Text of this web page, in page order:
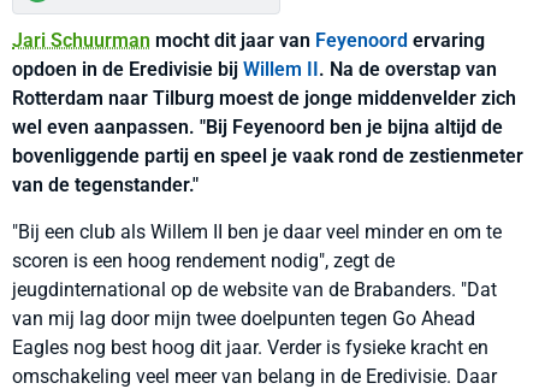
Jari Schuurman mocht dit jaar van Feyenoord ervaring
opdoen in de Eredivisie bij Willem II. Na de overstap van
Rotterdam naar Tilburg moest de jonge middenvelder zich
wel even aanpassen. "Bij Feyenoord ben je bijna altijd de
bovenliggende partij en speel je vaak rond de zestienmeter
van de tegenstander."
"Bij een club als Willem II ben je daar veel minder en om te
scoren is een hoog rendement nodig", zegt de
jeugdinternational op de website van de Brabanders. "Dat
van mij lag door mijn twee doelpunten tegen Go Ahead
Eagles nog best hoog dit jaar. Verder is fysieke kracht en
omschakeling veel meer van belang in de Eredivisie. Daar